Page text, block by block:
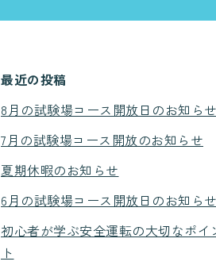
最近の投稿
8月の試験場コース開放日のお知らせ
7月の試験場コース開放のお知らせ
夏期休暇のお知らせ
6月の試験場コース開放日のお知らせ
初心者が学ぶ安全運転の大切なポイ
ト